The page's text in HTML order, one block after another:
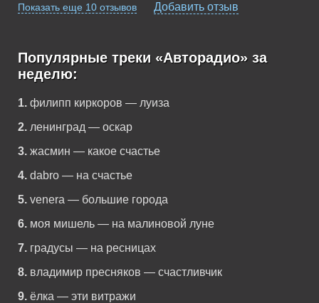
Показать еще 10 отзывов Добавить отзыв
Популярные треки «Авторадио» за
неделю:
1. филипп киркоров — луиза
2. ленинград — оскар
3. жасмин — какое счастье
4. dabro — на счастье
5. venera — большие города
6. моя мишель — на малиновой луне
7. градусы — на ресницах
8. владимир пресняков — счастливчик
9. ёлка — эти витражи